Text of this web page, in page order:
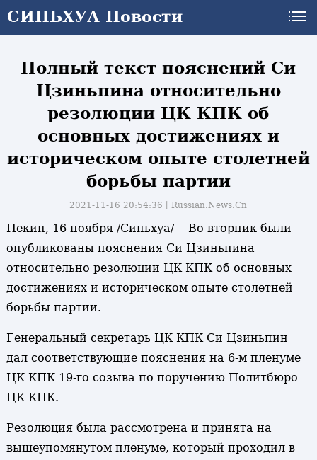
СИНЬХУА Новости
Полный текст пояснений Си
Цзиньпина относительно
резолюции ЦК КПК об
основных достижениях и
историческом опыте столетней
борьбы партии
2021-11-16 20:54:36丨Russian.News.Cn
Пекин, 16 ноября /Синьхуа/ -- Во вторник были
опубликованы пояснения Си Цзиньпина
относительно резолюции ЦК КПК об основных
достижениях и историческом опыте столетней
борьбы партии.
Генеральный секретарь ЦК КПК Си Цзиньпин
дал соответствующие пояснения на 6-м пленуме
ЦК КПК 19-го созыва по поручению Политбюро
ЦК КПК.
Резолюция была рассмотрена и принята на
вышеупомянутом пленуме, который проходил в